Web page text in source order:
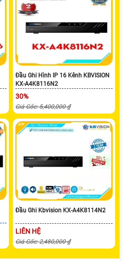
Đầu Ghi Hình IP 16 Kênh KBVISION
KX-A4K8116N2
30%
Giá Gốc: 5,400,000 ₫
Đầu Ghi Kbvision KX-A4K8114N2
LIÊN HỆ
Giá Gốc: 2,480,000 ₫